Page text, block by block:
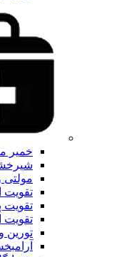
خمیر
مولتی
تقویت
تقویت
تورین